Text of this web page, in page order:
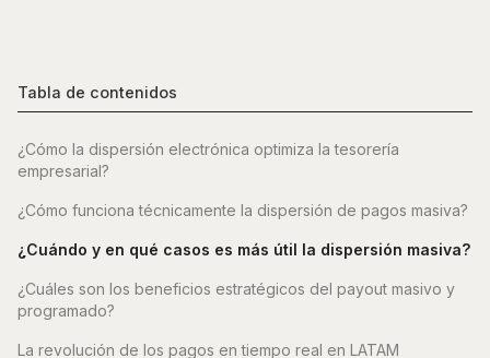
Tabla de contenidos
¿Cómo la dispersión electrónica optimiza la tesorería
empresarial?
¿Cómo funciona técnicamente la dispersión de pagos masiva?
¿Cuándo y en qué casos es más útil la dispersión masiva?
¿Cuáles son los beneficios estratégicos del payout masivo y
programado?
La revolución de los pagos en tiempo real en LATAM